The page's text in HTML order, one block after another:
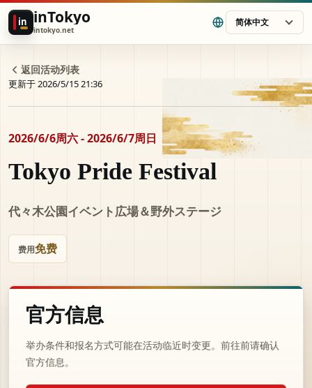
in inTokyo
intokyo.net
简体中文
返回活动列表
更新于 2026/5/15 21:36
2026/6/6周六 - 2026/6/7周日
Tokyo Pride Festival
代々木公園イベント広場＆野外ステージ
费用免费
官方信息
举办条件和报名方式可能在活动临近时变更。前往前请确认
官方信息。